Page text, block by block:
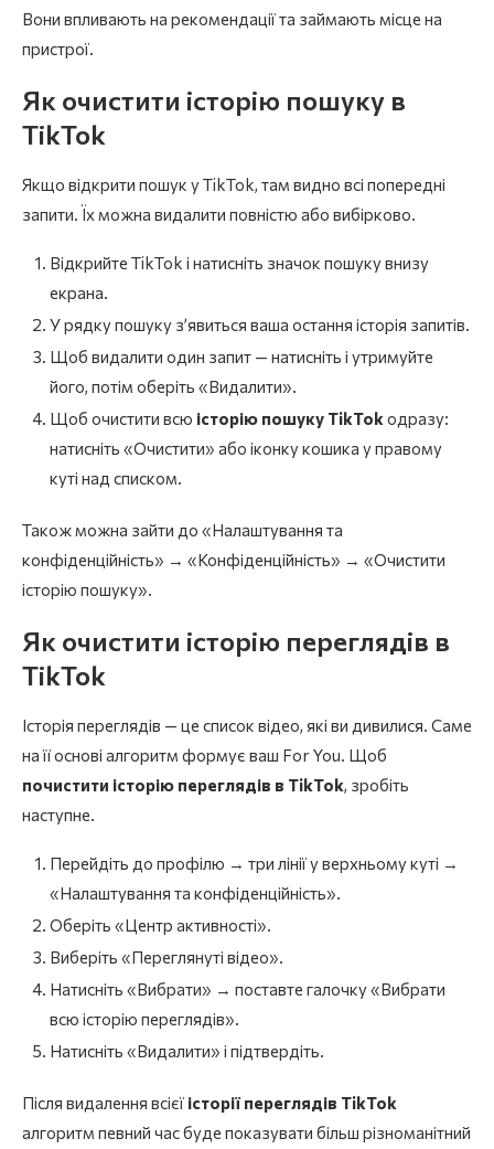
Вони впливають на рекомендації та займають місце на
пристрої.
Як очистити історію пошуку в
TikTok
Якщо відкрити пошук у TikTok, там видно всі попередні
запити. Їх можна видалити повністю або вибірково.
Відкрийте TikTok і натисніть значок пошуку внизу
екрана.
У рядку пошуку з’явиться ваша остання історія запитів.
Щоб видалити один запит — натисніть і утримуйте
його, потім оберіть «Видалити».
Щоб очистити всю історію пошуку TikTok одразу:
натисніть «Очистити» або іконку кошика у правому
куті над списком.
Також можна зайти до «Налаштування та
конфіденційність» → «Конфіденційність» → «Очистити
історію пошуку».
Як очистити історію переглядів в
TikTok
Історія переглядів — це список відео, які ви дивилися. Саме
на її основі алгоритм формує ваш For You. Щоб
почистити історію переглядів в TikTok, зробіть
наступне.
Перейдіть до профілю → три лінії у верхньому куті →
«Налаштування та конфіденційність».
Оберіть «Центр активності».
Виберіть «Переглянуті відео».
Натисніть «Вибрати» → поставте галочку «Вибрати
всю історію переглядів».
Натисніть «Видалити» і підтвердіть.
Після видалення всієї історії переглядів TikTok
алгоритм певний час буде показувати більш різноманітний